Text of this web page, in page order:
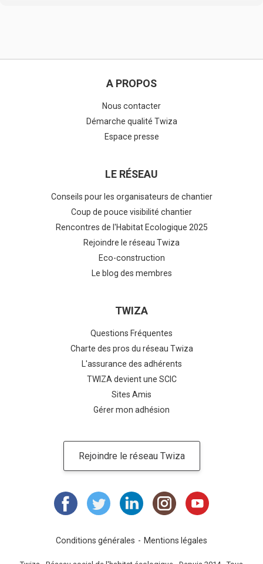
A PROPOS
Nous contacter
Démarche qualité Twiza
Espace presse
LE RÉSEAU
Conseils pour les organisateurs de chantier
Coup de pouce visibilité chantier
Rencontres de l'Habitat Ecologique 2025
Rejoindre le réseau Twiza
Eco-construction
Le blog des membres
TWIZA
Questions Fréquentes
Charte des pros du réseau Twiza
L'assurance des adhérents
TWIZA devient une SCIC
Sites Amis
Gérer mon adhésion
Rejoindre le réseau Twiza
Conditions générales Mentions légales